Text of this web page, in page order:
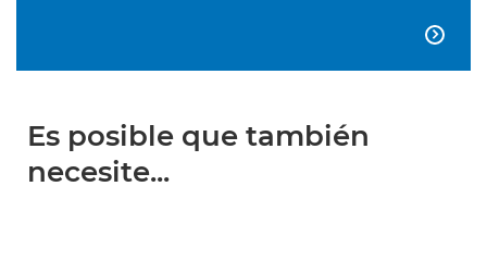

Es posible que también
necesite...